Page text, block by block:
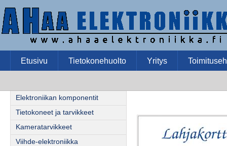
Etusivu Tietokonehuolto Yritys
Elektroniikan komponentit
Tietokoneet ja tarvikkeet
Kameratarvikkeet
Viihde-elektroniikka